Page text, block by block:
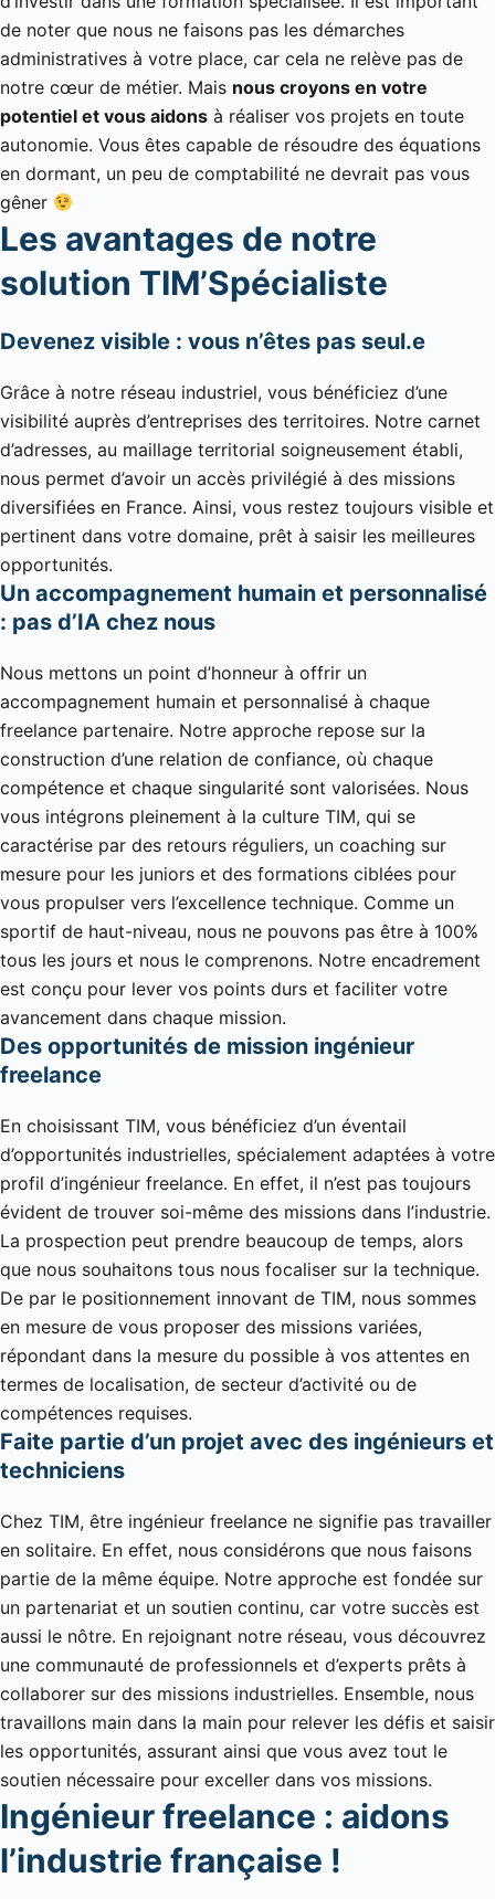
de noter que nous ne faisons pas les démarches
administratives à votre place, car cela ne relève pas de
notre cœur de métier. Mais nous croyons en votre
potentiel et vous aidons à réaliser vos projets en toute
autonomie. Vous êtes capable de résoudre des équations
en dormant, un peu de comptabilité ne devrait pas vous
gêner
Les avantages de notre
solution TIM’Spécialiste
Devenez visible : vous n’êtes pas seul.e
Grâce à notre réseau industriel, vous bénéficiez d’une
visibilité auprès d’entreprises des territoires. Notre carnet
d’adresses, au maillage territorial soigneusement établi,
nous permet d’avoir un accès privilégié à des missions
diversifiées en France. Ainsi, vous restez toujours visible et
pertinent dans votre domaine, prêt à saisir les meilleures
opportunités.
Un accompagnement humain et personnalisé
: pas d’IA chez nous
Nous mettons un point d’honneur à offrir un
accompagnement humain et personnalisé à chaque
freelance partenaire. Notre approche repose sur la
construction d’une relation de confiance, où chaque
compétence et chaque singularité sont valorisées. Nous
vous intégrons pleinement à la culture TIM, qui se
caractérise par des retours réguliers, un coaching sur
mesure pour les juniors et des formations ciblées pour
vous propulser vers l’excellence technique. Comme un
sportif de haut-niveau, nous ne pouvons pas être à 100%
tous les jours et nous le comprenons. Notre encadrement
est conçu pour lever vos points durs et faciliter votre
avancement dans chaque mission.
Des opportunités de mission ingénieur
freelance
En choisissant TIM, vous bénéficiez d’un éventail
d’opportunités industrielles, spécialement adaptées à votre
profil d’ingénieur freelance. En effet, il n’est pas toujours
évident de trouver soi-même des missions dans l’industrie.
La prospection peut prendre beaucoup de temps, alors
que nous souhaitons tous nous focaliser sur la technique.
De par le positionnement innovant de TIM, nous sommes
en mesure de vous proposer des missions variées,
répondant dans la mesure du possible à vos attentes en
termes de localisation, de secteur d’activité ou de
compétences requises.
Faite partie d’un projet avec des ingénieurs et
techniciens
Chez TIM, être ingénieur freelance ne signifie pas travailler
en solitaire. En effet, nous considérons que nous faisons
partie de la même équipe. Notre approche est fondée sur
un partenariat et un soutien continu, car votre succès est
aussi le nôtre. En rejoignant notre réseau, vous découvrez
une communauté de professionnels et d’experts prêts à
collaborer sur des missions industrielles. Ensemble, nous
travaillons main dans la main pour relever les défis et saisir
les opportunités, assurant ainsi que vous avez tout le
soutien nécessaire pour exceller dans vos missions.
Ingénieur freelance : aidons
l’industrie française !